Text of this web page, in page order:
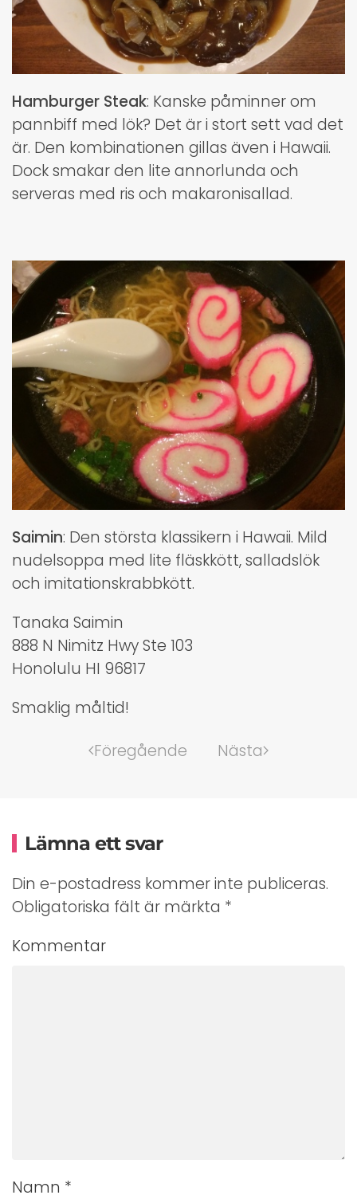
Hamburger Steak: Kanske påminner om
pannbiff med lök? Det är i stort sett vad det
är. Den kombinationen gillas även i Hawaii.
Dock smakar den lite annorlunda och
serveras med ris och makaronisallad.
Saimin: Den största klassikern i Hawaii. Mild
nudelsoppa med lite fläskkött, salladslök
och imitationskrabbkött.
Tanaka Saimin
888 N Nimitz Hwy Ste 103
Honolulu HI 96817
Smaklig måltid!
Föregående
Nästa
Lämna ett svar
Din e-postadress kommer inte publiceras.
Obligatoriska fält är märkta *
Kommentar
Namn *